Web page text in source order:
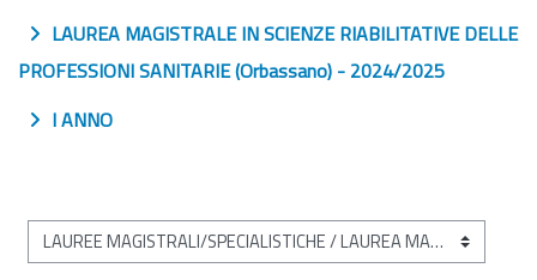
LAUREA MAGISTRALE IN SCIENZE RIABILITATIVE DELLE
PROFESSIONI SANITARIE (Orbassano) - 2024/2025
I ANNO
Categorie di corso